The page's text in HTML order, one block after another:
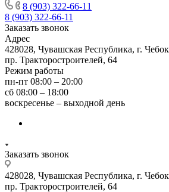
8 (903) 322-66-11
8 (903) 322-66-11
Заказать звонок
Адрес
428028, Чувашская Республика, г.
пр. Тракторостроителей, 64
Режим работы
пн-пт 08:00 – 20:00
сб 08:00 – 18:00
воскресенье – выходной день
Заказать звонок
428028, Чувашская Республика, г.
пр. Тракторостроителей, 64